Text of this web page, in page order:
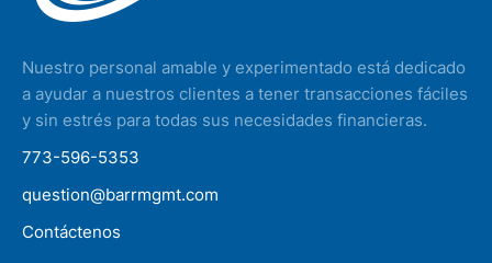
Nuestro personal amable y experimentado está dedicado
a ayudar a nuestros clientes a tener transacciones fáciles
y sin estrés para todas sus necesidades financieras.
773-596-5353
question@barrmgmt.com
Contáctenos